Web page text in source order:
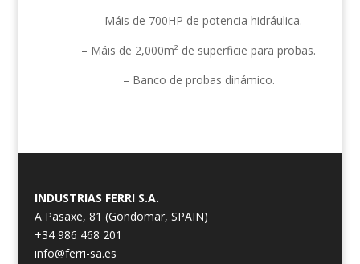
– Máis de 700HP de potencia hidráulica.
– Máis de 2,000m² de superficie para probas.
– Banco de probas dinámico.
INDUSTRIAS FERRI S.A.
A Pasaxe, 81 (Gondomar, SPAIN)
+34 986 468 201
info@ferri-sa.es